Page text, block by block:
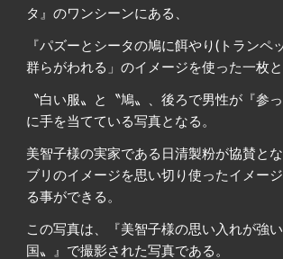
タ』のワンシーンにある、
『パズーとシータの鳩に餌やり(トランペ
群らがわれる」のイメージを使った一枚と
〝白い服〟と〝鳩〟、後ろで男性が『参
に手を当てている写真となる。
美智子様の実家である日清製粉が協賛と
ブリのイメージを思い切り使ったイメー
る事ができる。
この写真は、『美智子様の思い入れが強
国〟』で撮影された写真である。